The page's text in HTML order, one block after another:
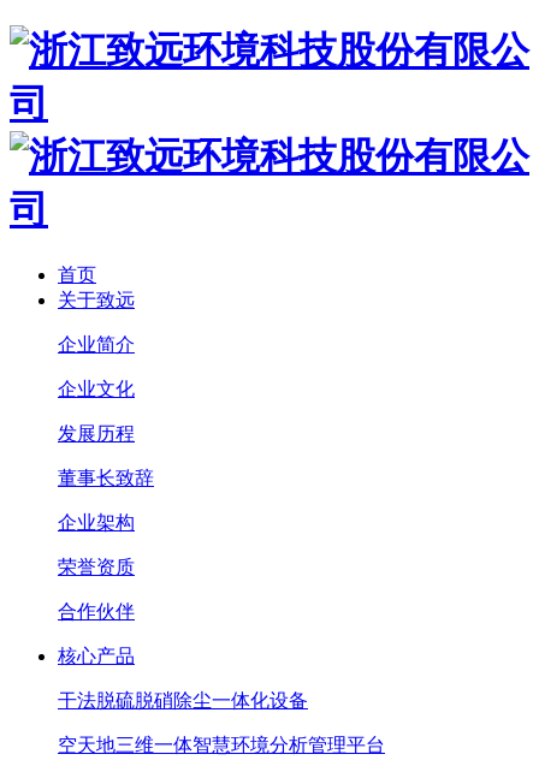
首页
关于致远
企业简介
企业文化
发展历程
董事长致辞
企业架构
荣誉资质
合作伙伴
核心产品
干法脱硫脱硝除尘一体化设备
空天地三维一体智慧环境分析管理平台